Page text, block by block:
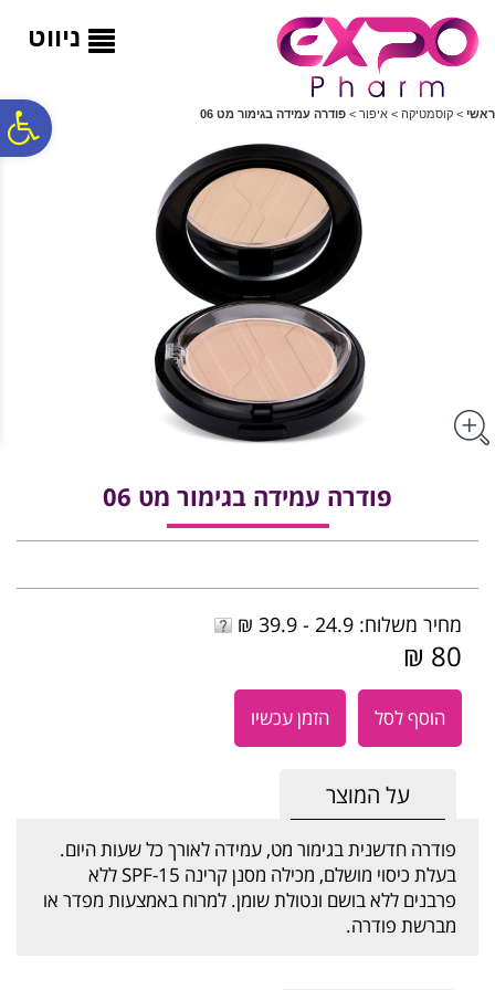
ניווט
ראשי > קוסמטיקה > איפור > פודרה עמידה בגימור מט 06
פודרה עמידה בגימור מט 06
מחיר משלוח: 24.9 - 39.9 ₪
80 ₪
הוסף לסל הזמן עכשיו
על המוצר
פודרה חדשנית בגימור מט, עמידה לאורך כל שעות היום.
בעלת כיסוי מושלם, מכילה מסנן קרינה SPF-15 ללא
פרבנים ללא בושם ונטולת שומן. למרוח באמצעות מפדר או
מברשת פודרה.